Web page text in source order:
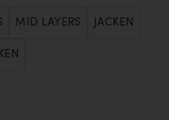
MID LAYERS JACKEN